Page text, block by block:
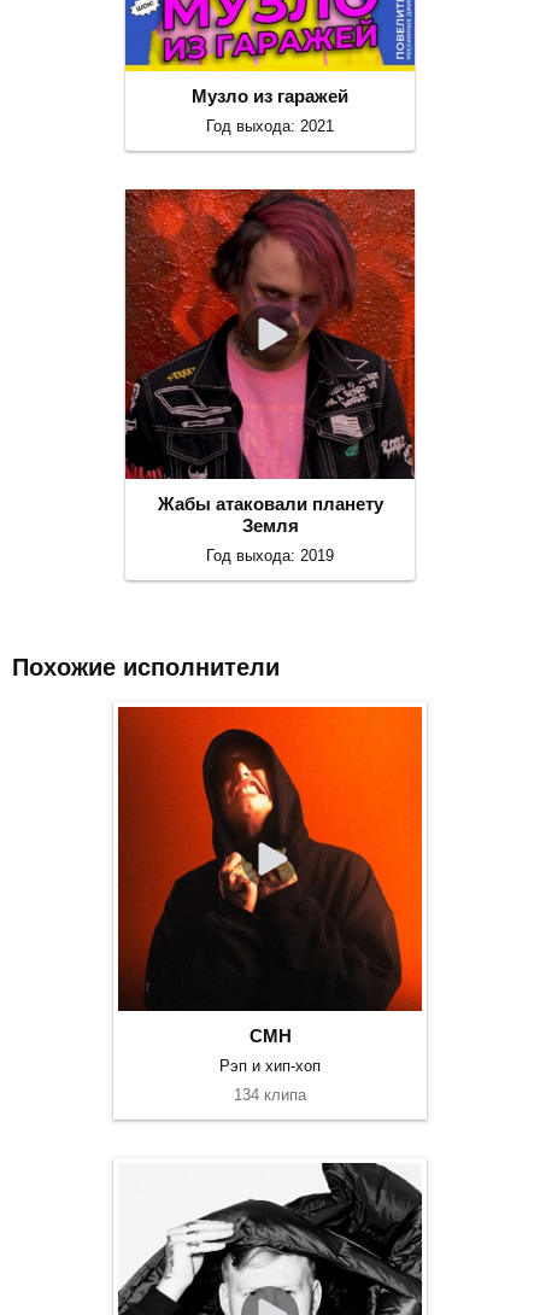
Музло из гаражей
Год выхода: 2021
Жабы атаковали планету
Земля
Год выхода: 2019
Похожие исполнители
CMH
Рэп и хип-хоп
134 клипа